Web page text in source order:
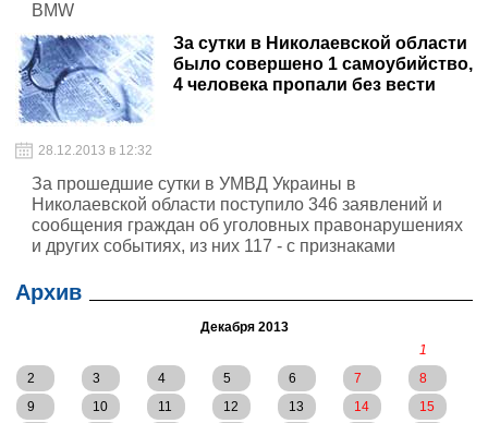
BMW
За сутки в Николаевской области
было совершено 1 самоубийство,
4 человека пропали без вести
28.12.2013 в 12:32
За прошедшие сутки в УМВД Украины в
Николаевской области поступило 346 заявлений и
сообщения граждан об уголовных правонарушениях
и других событиях, из них 117 - с признаками
Архив
Декабря 2013
1
2
3 4 5 6 7
8
9
10 11 12 13 14
15